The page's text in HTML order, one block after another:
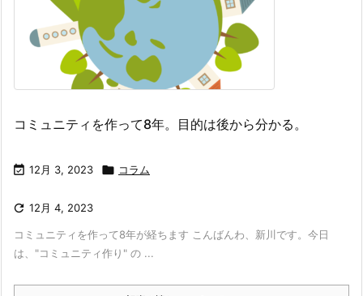
コミュニティを作って8年。目的は後から分かる。
 12月 3, 2023  コラム
 12月 4, 2023
コミュニティを作って8年が経ちます こんばんわ、新川です。今日
は、"コミュニティ作り" の ...